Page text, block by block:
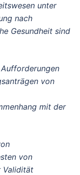
unter
nach
Gesundheit sind
von
mit der
von
Validität